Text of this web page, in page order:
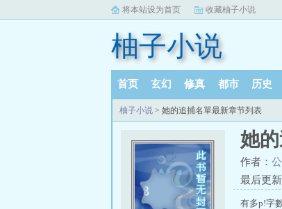
将本站设为首页 收藏柚子小说
柚子小说
首页 玄幻 修真 都市 历史
柚子小说 > 她的追捕名單最新章节列表
她
作者：
最后更
有多p!字